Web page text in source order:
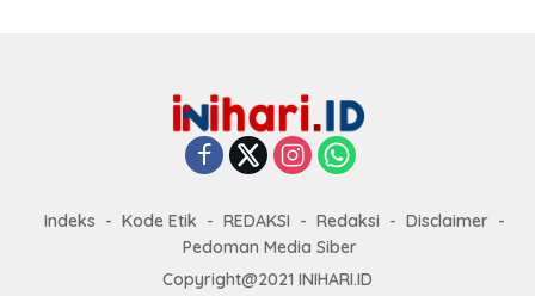
Indeks Kode Etik REDAKSI Redaksi
Disclaimer
Pedoman Media Siber
Copyright@2021 INIHARI.ID